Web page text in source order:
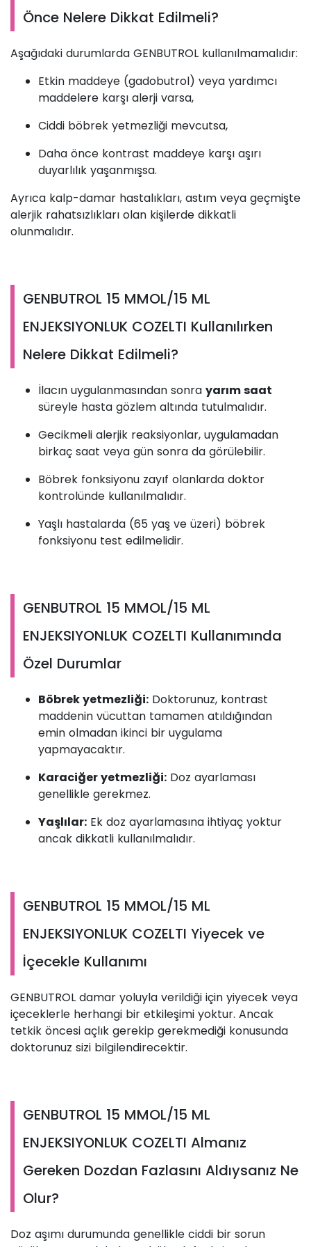
Önce Nelere Dikkat Edilmeli?
Aşağıdaki durumlarda GENBUTROL kullanılmamalıdır:
Etkin maddeye (gadobutrol) veya yardımcı
maddelere karşı alerji varsa,
Ciddi böbrek yetmezliği mevcutsa,
Daha önce kontrast maddeye karşı aşırı
duyarlılık yaşanmışsa.
Ayrıca kalp-damar hastalıkları, astım veya geçmişte
alerjik rahatsızlıkları olan kişilerde dikkatli
olunmalıdır.
GENBUTROL 15 MMOL/15 ML
ENJEKSIYONLUK COZELTI Kullanılırken
Nelere Dikkat Edilmeli?
İlacın uygulanmasından sonra yarım saat
süreyle hasta gözlem altında tutulmalıdır.
Gecikmeli alerjik reaksiyonlar, uygulamadan
birkaç saat veya gün sonra da görülebilir.
Böbrek fonksiyonu zayıf olanlarda doktor
kontrolünde kullanılmalıdır.
Yaşlı hastalarda (65 yaş ve üzeri) böbrek
fonksiyonu test edilmelidir.
GENBUTROL 15 MMOL/15 ML
ENJEKSIYONLUK COZELTI Kullanımında
Özel Durumlar
Böbrek yetmezliği: Doktorunuz, kontrast
maddenin vücuttan tamamen atıldığından
emin olmadan ikinci bir uygulama
yapmayacaktır.
Karaciğer yetmezliği: Doz ayarlaması
genellikle gerekmez.
Yaşlılar: Ek doz ayarlamasına ihtiyaç yoktur
ancak dikkatli kullanılmalıdır.
GENBUTROL 15 MMOL/15 ML
ENJEKSIYONLUK COZELTI Yiyecek ve
İçecekle Kullanımı
GENBUTROL damar yoluyla verildiği için yiyecek veya
içeceklerle herhangi bir etkileşimi yoktur. Ancak
tetkik öncesi açlık gerekip gerekmediği konusunda
doktorunuz sizi bilgilendirecektir.
GENBUTROL 15 MMOL/15 ML
ENJEKSIYONLUK COZELTI Almanız
Gereken Dozdan Fazlasını Aldıysanız Ne
Olur?
Doz aşımı durumunda genellikle ciddi bir sorun